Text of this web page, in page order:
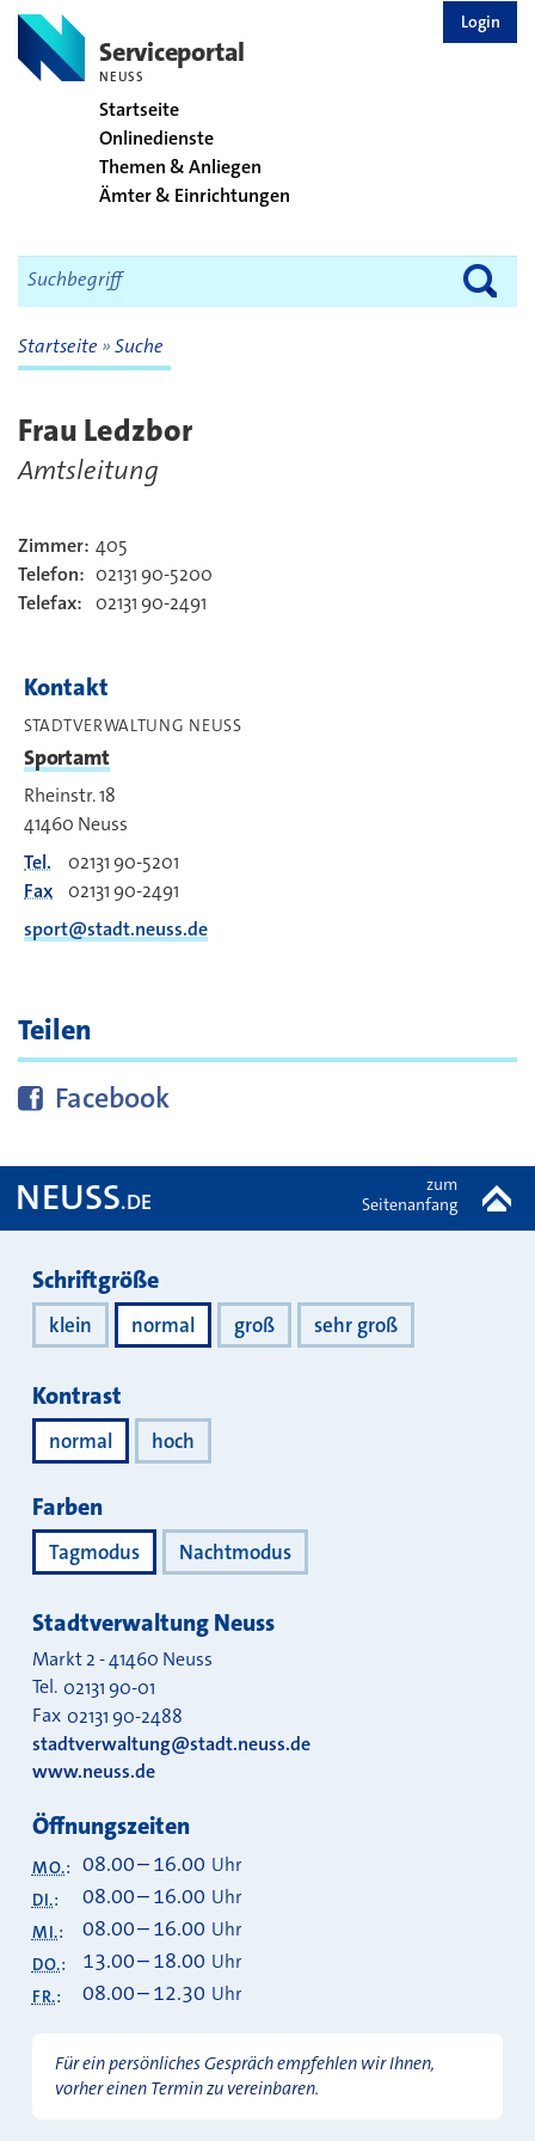
Serviceportal
NEUSS
Startseite
Onlinedienste
Themen & Anliegen
Ämter & Einrichtungen
Login
Startseite Suche
Frau Ledzbor
Amtsleitung
Kontakt
Zimmer: 405
Telefon: 02131 90-5200
Telefax:
02131 90-2491
Kontakt
STADTVERWALTUNG NEUSS
Sportamt
Rheinstr. 18
41460 Neuss
Tel.
02131 90-5201
Fax
02131 90-2491
sport@stadt.neuss.de
Teilen
Diese Seite bei
Facebook
NEUSS.DE
zum
Seitenanfang
Darstellung
Schriftgröße
klein normal groß sehr groß
Kontrast
normal hoch
Farben
Tagmodus Nachtmodus
Stadtverwaltung Neuss
Markt 2-41460 Neuss
Tel. 02131 90-01
Fax 02131 90-2488
stadtverwaltung@stadt.neuss.de
www.neuss.de
Öffnungszeiten
MO.: 08.00–16.00 Uhr
DI.: 08.00–16.00 Uhr
MI.: 08.00–16.00 Uhr
DO.: 13.00–18.00 Uhr
FR.: 08.00–12.30 Uhr
Für ein persönliches Gespräch empfehlen wir Ihnen,
vorher einen Termin zu vereinbaren.